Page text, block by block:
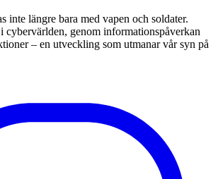
inte längre bara med vapen och soldater.
cybervärlden, genom informationspåverkan
– en utveckling som utmanar vår syn på